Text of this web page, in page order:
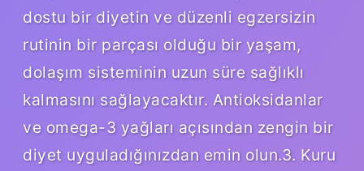
dostu bir diyetin ve düzenli egzersizin
rutinin bir parçası olduğu bir yaşam,
dolaşım sisteminin uzun süre sağlıklı
kalmasını sağlayacaktır. Antioksidanlar
ve omega-3 yağları açısından zengin bir
diyet uyguladığınızdan emin olun.3. Kuru